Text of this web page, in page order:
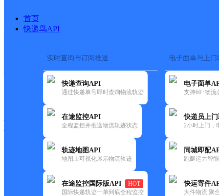
首页
快递鸟API
实时查询与订阅推送
快递查询API
通过快递单号即时查询物流轨迹
在途监控API
全程监控并推送物流轨迹状态
轨迹地图API
地图上可视化展示物流轨迹
在途监控国际版API
HOT
国际快递轨迹一单到底全程监控
电子面单与上门
电子面单
支持60+物流
快递员上
2小时上门，
同城即配
跑腿运力智
快运寄件
大件物流 聚
快运大全 快递时效
邮政
东关邮政支局